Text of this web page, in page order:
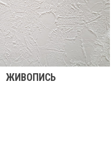
ЖИВОПИСЬ